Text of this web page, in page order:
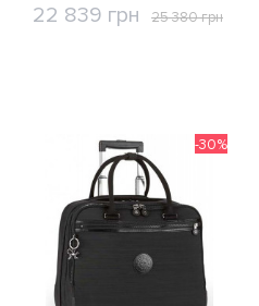
22 839 грн 25 380 грн
-30%